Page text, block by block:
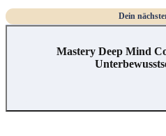
Dein
Mastery Deep Mind